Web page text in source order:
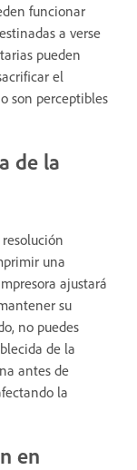
funcionar
a verse
pueden
el
son perceptibles
de la
una
ajustará
su
no puedes
de la
antes de
la
en